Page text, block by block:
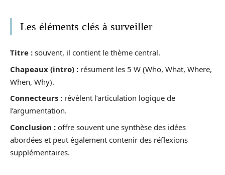
Les éléments clés à surveiller
Titre : souvent, il contient le thème central.
Chapeaux (intro) : résument les 5 W (Who, What, Where,
When, Why).
Connecteurs : révèlent l’articulation logique de
l’argumentation.
Conclusion : offre souvent une synthèse des idées
abordées et peut également contenir des réflexions
supplémentaires.